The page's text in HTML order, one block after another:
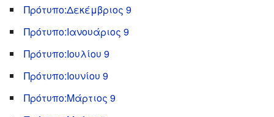
Πρότυπο:Δεκέμβριος 9
Πρότυπο:Ιανουάριος 9
Πρότυπο:Ιουλίου 9
Πρότυπο:Ιουνίου 9
Πρότυπο:Μάρτιος 9